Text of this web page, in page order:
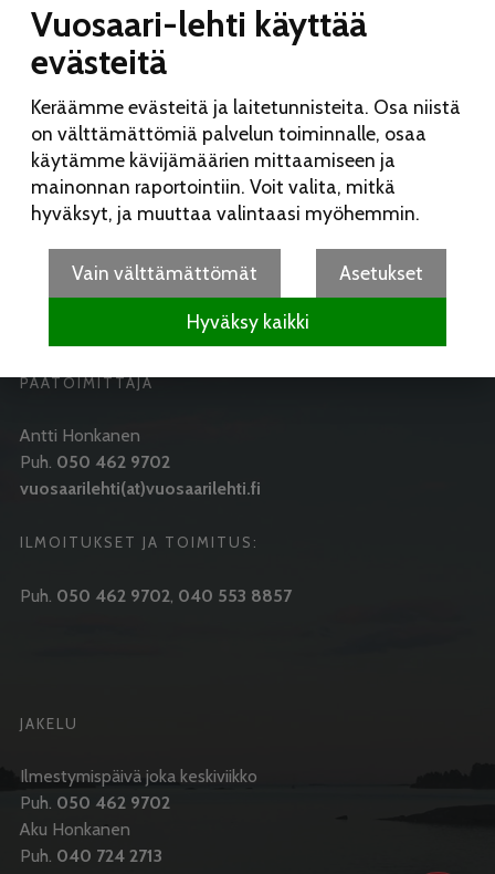
VUOSAARI-LEHTI
Toimitus:
Vuosaari-lehti
Merikorttikuja 6 E
00960 Helsinki
Puh:
050 462 9702
vuosaarilehti(at)vuosaarilehti.fi
PÄÄTOIMITTAJA
Antti Honkanen
Puh. 050 462 9702
vuosaarilehti(at)vuosaarilehti.fi
ILMOITUKSET JA TOIMITUS:
Puh. 050 462 9702, 040 553 8857
JAKELU
Ilmestymispäivä joka keskiviikko
Puh. 050 462 9702
Aku Honkanen
Puh. 040 724 2713
Vuosaari-lehti käyttää
evästeitä
Keräämme evästeitä ja laitetunnisteita. Osa niistä
on välttämättömiä palvelun toiminnalle, osaa
käytämme kävijämäärien mittaamiseen ja
mainonnan raportointiin. Voit valita, mitkä
hyväksyt, ja muuttaa valintaasi myöhemmin.
Vain välttämättömät Asetukset
Hyväksy kaikki